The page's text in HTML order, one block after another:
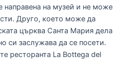
направена на музей и не може
Друго, което може да
църква Санта Мария дела
си заслужава да се посети.
ресторанта La Bottega del